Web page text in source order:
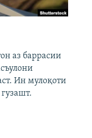
аз баррасии
Ин мулоқоти